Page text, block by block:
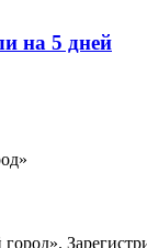
на 5 дней